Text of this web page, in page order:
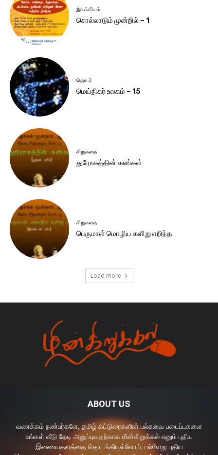
இலக்கியம்
சொல்லாடும் முன்றில் – 1
தொடர்
மெய்நிகர் உலகம் – 15
சிறுகதை
துரோகத்தின் கண்கள்
சிறுகதை
பெருமாள் மொழிய களிறு எறிந்த
Load more
ABOUT US
வணக்கம் நண்பர்களே, தமிழ் கட்டுரைகளின் பல்சுவை படைப்புகளை
உங்கள் வீடு தேடி அனுப்புவதற்காக மின்கிறுக்கல் எனும் புதிய
இணையதளத்தை தொடங்கியுள்ளோம். பல்வேறு புதிய